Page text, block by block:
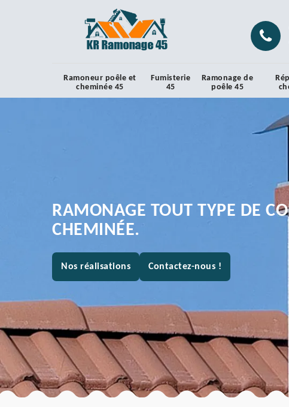
Ramoneur poêle et
cheminée 45
Fumisterie
45
Ramonage de
poêle 45
RAMONAGE TOUT TYPE DE
CHEMINÉE.
Nos réalisations Contactez-nous !